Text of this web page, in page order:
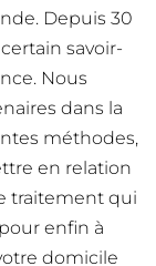
Depuis 30
savoir-
Nous
dans la
méthodes,
en relation
traitement qui
enfin à
domicile